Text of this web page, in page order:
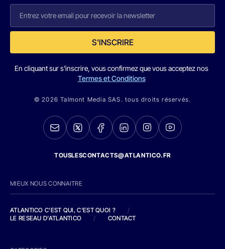
S'INSCRIRE
En cliquant sur s'inscrire, vous confirmez que vous acceptez nos
Termes et Conditions
© 2026 Talmont Media SAS. tous droits réservés.
TOUSLESCONTACTS@ATLANTICO.FR
MIEUX NOUS CONNAITRE
ATLANTICO C'EST QUI, C'EST QUOI ?
/
LE RESEAU D'ATLANTICO
/ CONTACT